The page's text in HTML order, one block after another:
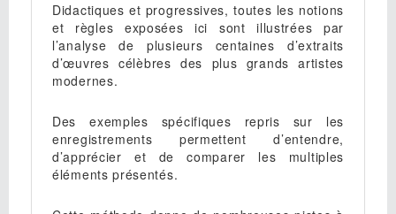
Didactiques et progressives, toutes les notions
et règles exposées ici sont illustrées par
l’analyse de plusieurs centaines d’extraits
d’œuvres célèbres des plus grands artistes
modernes.
Des exemples spécifiques repris sur les
enregistrements permettent d’entendre,
d’apprécier et de comparer les multiples
éléments présentés.